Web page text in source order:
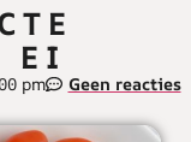
EI
pm Geen reacties